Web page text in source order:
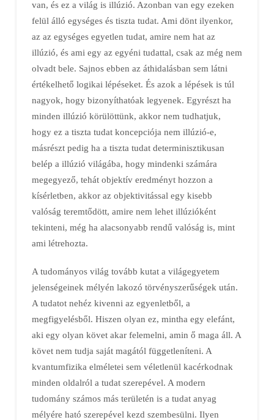
van, és ez a világ is illúzió. Azonban van egy ezeken
felül álló egységes és tiszta tudat. Ami dönt ilyenkor,
az az egységes egyetlen tudat, amire nem hat az
illúzió, és ami egy az egyéni tudattal, csak az még nem
olvadt bele. Sajnos ebben az áthidalásban sem látni
értékelhető logikai lépéseket. És azok a lépések is túl
nagyok, hogy bizonyíthatóak legyenek. Egyrészt ha
minden illúzió körülöttünk, akkor nem tudhatjuk,
hogy ez a tiszta tudat koncepciója nem illúzió-e,
másrészt pedig ha a tiszta tudat determinisztikusan
belép a illúzió világába, hogy mindenki számára
megegyező, tehát objektív eredményt hozzon a
kísérletben, akkor az objektivitással egy kisebb
valóság teremtődött, amire nem lehet illúzióként
tekinteni, még ha alacsonyabb rendű valóság is, mint
ami létrehozta.
A tudományos világ tovább kutat a világegyetem
jelenségeinek mélyén lakozó törvényszerűségek után.
A tudatot nehéz kivenni az egyenletből, a
megfigyelésből. Hiszen olyan ez, mintha egy elefánt,
aki egy olyan követ akar felemelni, amin ő maga áll. A
követ nem tudja saját magától függetleníteni. A
kvantumfizika elméletei sem véletlenül kacérkodnak
minden oldalról a tudat szerepével. A modern
tudomány számos más területén is a tudat anyag
mélyére ható szerepével kezd szembesülni. Ilyen